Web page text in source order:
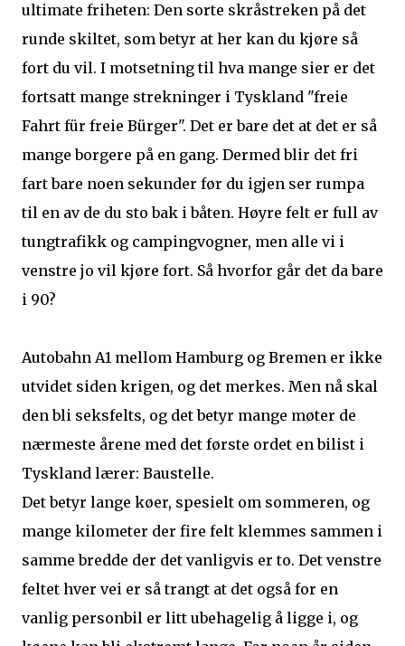
ultimate friheten: Den sorte skråstreken på det
runde skiltet, som betyr at her kan du kjøre så
fort du vil. I motsetning til hva mange sier er det
fortsatt mange strekninger i Tyskland "freie
Fahrt für freie Bürger". Det er bare det at det er så
mange borgere på en gang. Dermed blir det fri
fart bare noen sekunder før du igjen ser rumpa
til en av de du sto bak i båten. Høyre felt er full av
tungtrafikk og campingvogner, men alle vi i
venstre jo vil kjøre fort. Så hvorfor går det da bare
i 90?
Autobahn A1 mellom Hamburg og Bremen er ikke
utvidet siden krigen, og det merkes. Men nå skal
den bli seksfelts, og det betyr mange møter de
nærmeste årene med det første ordet en bilist i
Tyskland lærer: Baustelle.
Det betyr lange køer, spesielt om sommeren, og
mange kilometer der fire felt klemmes sammen i
samme bredde der det vanligvis er to. Det venstre
feltet hver vei er så trangt at det også for en
vanlig personbil er litt ubehagelig å ligge i, og